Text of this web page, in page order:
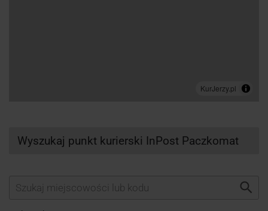
Wyszukaj punkt kurierski InPost Paczkomat